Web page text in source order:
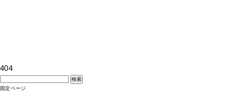
404
索:
固定ページ